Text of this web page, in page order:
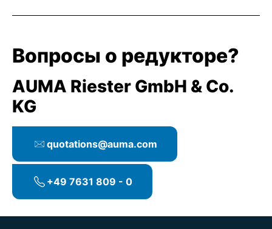
Вопросы о pедукторe?
AUMA Riester GmbH & Co.
KG
quotations@auma.com
+49 7631 809 - 0